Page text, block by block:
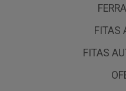
FITAS
FITAS